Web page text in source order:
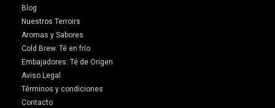
Blog
Nuestros Terroirs
Aromas y Sabores
Cold Brew. Té en frío
Embajadores: Té de Origen
Aviso Legal
Términos y condiciones
Contacto